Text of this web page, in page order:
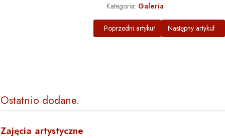
Kategoria: Galeria
Poprzedni artykuł: Łóżko i biurko dla
Poprzedni artykuł Następny artykuł:
Następny artykuł
Ostatnio dodane
Zajęcia artystyczne